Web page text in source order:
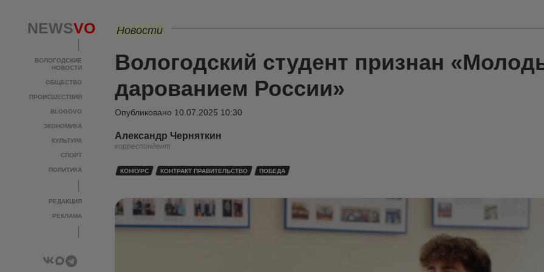
NEWSVO
ВОЛОГОДСКИЕ
НОВОСТИ
ОБЩЕСТВО
ПРОИСШЕСТВИЯ
BLOGOVO
ЭКОНОМИКА
КУЛЬТУРА
СПОРТ
ПОЛИТИКА
РЕДАКЦИЯ
РЕКЛАМА
Новости
Вологодский студент признан
дарованием России»
Опубликовано 10.07.2025 10:30
Александр Черняткин
корреспондент
КОНКУРС КОНТРАКТ ПРАВИТЕЛЬСТВО ПОБЕДА